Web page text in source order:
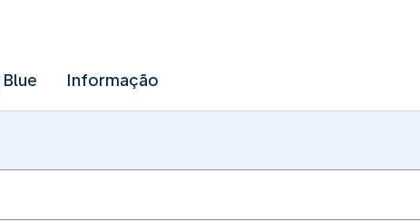
Informação